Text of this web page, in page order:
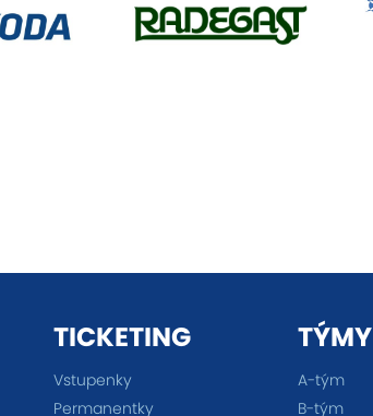
TICKETING
Vstupenky
Permanentky
TÝMY
A-tým
B-tým